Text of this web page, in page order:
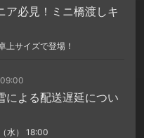
ア必見！ミニ橋渡しキ
上サイズで登場！
による配送遅延につい
水） 18:00